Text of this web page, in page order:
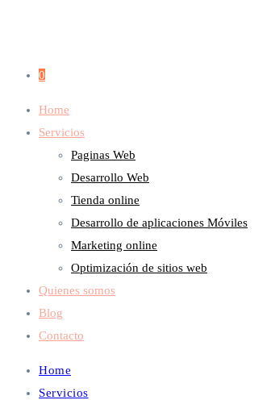
0
Home
Servicios
Paginas Web
Desarrollo Web
Tienda online
Desarrollo de aplicaciones Móviles
Marketing online
Optimización de sitios web
Quienes somos
Blog
Contacto
Home
Servicios